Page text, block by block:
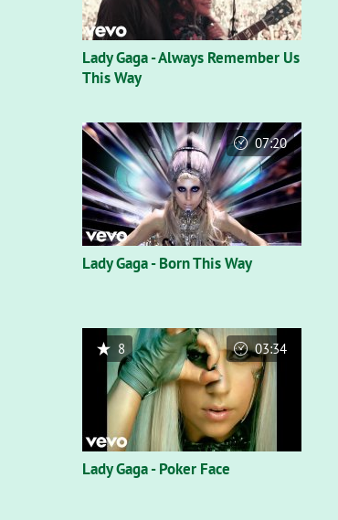
Lady Gaga - Always Remember Us
This Way
Lady Gaga - Born This Way
07:20
Lady Gaga - Poker Face
8 03:34